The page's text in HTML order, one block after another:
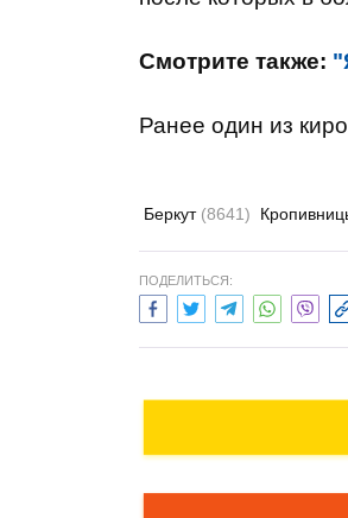
Смотрите также:
Ранее один из
Беркут (8641)
ПОДЕЛИТЬСЯ: